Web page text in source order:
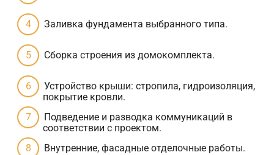
Заливка фундамента выбранного типа.
Сборка строения из домокомплекта.
Устройство крыши: стропила, гидроизоляция,
покрытие кровли.
Подведение и разводка коммуникаций в
соответствии с проектом.
Внутренние, фасадные отделочные работы.